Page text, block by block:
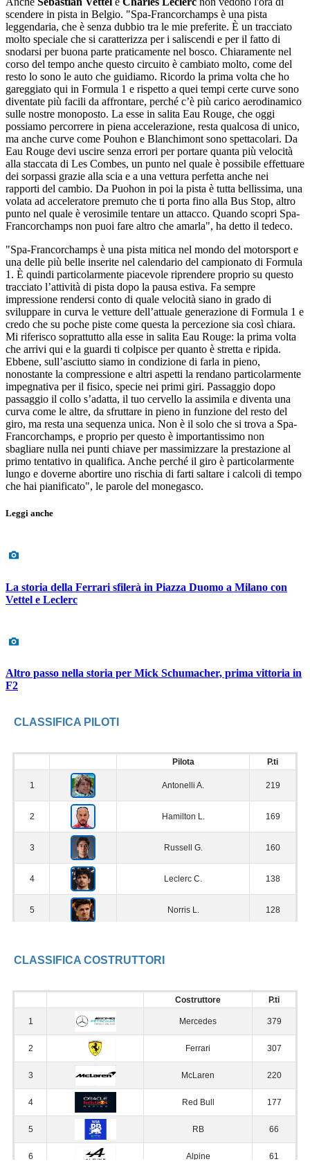
scendere in pista in Belgio. "Spa-Francorchamps è una pista
leggendaria, che è senza dubbio tra le mie preferite. È un tracciato
molto speciale che si caratterizza per i saliscendi e per il fatto di
snodarsi per buona parte praticamente nel bosco. Chiaramente nel
corso del tempo anche questo circuito è cambiato molto, come del
resto lo sono le auto che guidiamo. Ricordo la prima volta che ho
gareggiato qui in Formula 1 e rispetto a quei tempi certe curve sono
diventate più facili da affrontare, perché c’è più carico aerodinamico
sulle nostre monoposto. La esse in salita Eau Rouge, che oggi
possiamo percorrere in piena accelerazione, resta qualcosa di unico,
ma anche curve come Pouhon e Blanchimont sono spettacolari. Da
Eau Rouge devi uscire senza errori per portare quanta più velocità
alla staccata di Les Combes, un punto nel quale è possibile effettuare
dei sorpassi grazie alla scia e a una vettura perfetta anche nei
rapporti del cambio. Da Puohon in poi la pista è tutta bellissima, una
volata ad acceleratore premuto che ti porta fino alla Bus Stop, altro
punto nel quale è verosimile tentare un attacco. Quando scopri Spa-
Francorchamps non puoi fare altro che amarla", ha detto il tedeco.
"Spa-Francorchamps è una pista mitica nel mondo del motorsport e
una delle più belle inserite nel calendario del campionato di Formula
1. È quindi particolarmente piacevole riprendere proprio su questo
tracciato l’attività di pista dopo la pausa estiva. Fa sempre
impressione rendersi conto di quale velocità siano in grado di
sviluppare in curva le vetture dell’attuale generazione di Formula 1 e
credo che su poche piste come questa la percezione sia così chiara.
Mi riferisco soprattutto alla esse in salita Eau Rouge: la prima volta
che arrivi qui e la guardi ti colpisce per quanto è stretta e ripida.
Ebbene, sull’asciutto siamo in condizione di farla in pieno,
nonostante la compressione e altri aspetti la rendano particolarmente
impegnativa per il fisico, specie nei primi giri. Passaggio dopo
passaggio il collo s’adatta, il tuo cervello la assimila e diventa una
curva come le altre, da sfruttare in pieno in funzione del resto del
giro, ma resta una sequenza unica. Non è il solo che si trova a Spa-
Francorchamps, e proprio per questo è importantissimo non
sbagliare nulla nei punti chiave per massimizzare la prestazione al
primo tentativo in qualifica. Anche perché il giro è particolarmente
lungo e doverne abortire uno rischia di farti saltare i calcoli di tempo
che hai pianificato", le parole del monegasco.
Leggi anche
La storia della Ferrari sfilerà in Piazza Duomo a Milano con
Vettel e Leclerc
Altro passo nella storia per Mick Schumacher, prima vittoria in
F2